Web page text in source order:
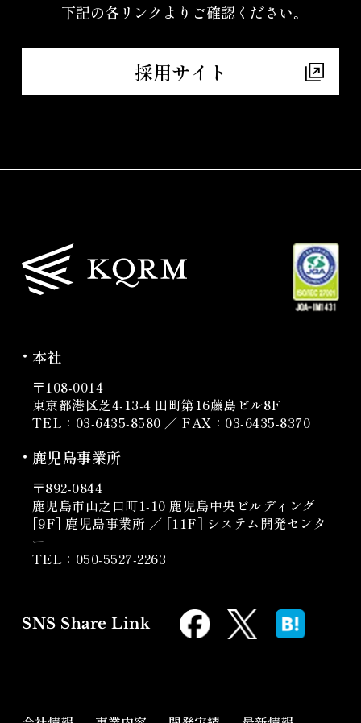
下記の各リンクよりご確認ください｡
採用サイト
本社
〒108-0014
東京都港区芝4-13-4 田町第16藤島ビル8F
TEL：03-6435-8580 ／ FAX：03-6435-8370
鹿児島事業所
〒892-0844
鹿児島市山之口町1-10 鹿児島中央ビルディング
[9F] 鹿児島事業所 ／ [11F] システム開発センタ
ー
TEL：050-5527-2263
SNS Share Link